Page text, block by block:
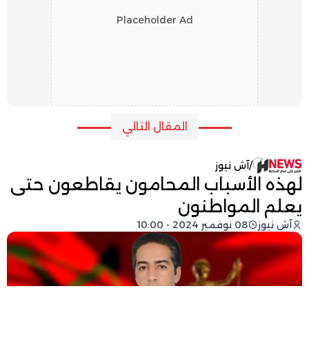
Placeholder Ad
المقال التالي
/آش نيوز
لهذه الأسباب المحامون يقاطعون حتى
يعلم المواطنون
آش نيوز 08 نوفمبر 2024 - 10:00